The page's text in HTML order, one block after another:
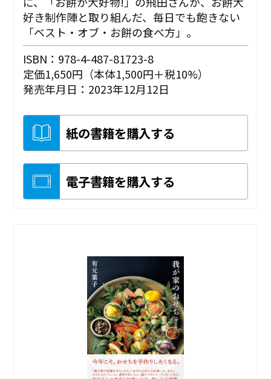
好き制作陣と取り組んだ、毎日でも飽きない
「ベスト・オブ・お餅の食べ方」。
ISBN：978-4-487-81723-8
定価1,650円（本体1,500円＋税10%）
発売年月日：2023年12月12日
紙の書籍を購入する
電子書籍を購入する